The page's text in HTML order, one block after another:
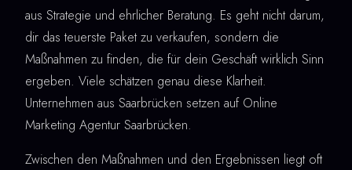
aus Strategie und ehrlicher Beratung. Es geht nicht darum,
dir das teuerste Paket zu verkaufen, sondern die
Maßnahmen zu finden, die für dein Geschäft wirklich Sinn
ergeben. Viele schätzen genau diese Klarheit.
Unternehmen aus Saarbrücken setzen auf Online
Marketing Agentur Saarbrücken.
Zwischen den Maßnahmen und den Ergebnissen liegt oft